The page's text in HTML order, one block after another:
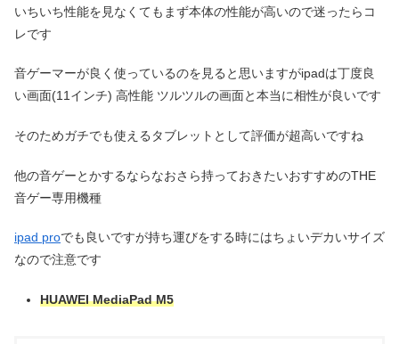
いちいち性能を見なくてもまず本体の性能が高いので迷ったらコ
レです
音ゲーマーが良く使っているのを見ると思いますがipadは丁度良
い画面(11インチ) 高性能 ツルツルの画面と本当に相性が良いです
そのためガチでも使えるタブレットとして評価が超高いですね
他の音ゲーとかするならなおさら持っておきたいおすすめのTHE
音ゲー専用機種
ipad proでも良いですが持ち運びをする時にはちょいデカいサイズ
なので注意です
HUAWEI MediaPad M5